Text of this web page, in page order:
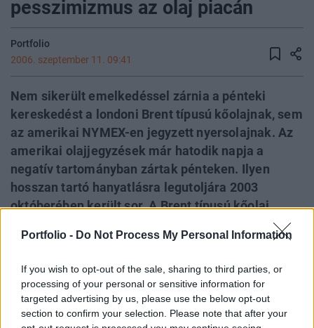
Portfolio - Do Not Process My Personal Information
If you wish to opt-out of the sale, sharing to third parties, or
processing of your personal or sensitive information for
targeted advertising by us, please use the below opt-out
section to confirm your selection. Please note that after your
pesszimizmus az olaj piacán
Portfolio
2006. szeptember 11. 09:41
Nem sikerült emelkedéssel zárnia a pénteki
kereskedést a londoni Brent típusú kőolajnak, sem
az amerikai NYMEX-en jegyzett nyersolajnak. Az
amerikai olajjegyzések már hatodik napja a
negatív tartományban zártak pénteken. Ilyen
hosszan tartó hanyatlásra legutoljára 2003
októberében került sor. A Brent típusú kőolaj
határidős jegyzései a mai reggelen tovább estek,
ami a spot piacon is negatív nyitást hozhat. A
marad el a 63.32 dolláros csütörtökön beállított
lokális minimumszinttől, melyen legutoljára
március 28-án jártak a jegyzések.